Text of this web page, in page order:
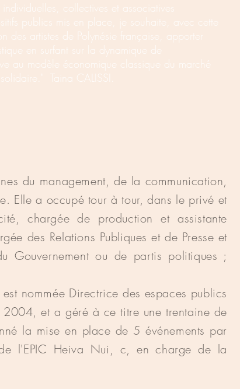
collectives et associatives
publics mis en place, je souhaite, avec cette
des artistes de Polynésie française, apporter
en surfant sur la dynamique de
au modèle économique classique du marché
solidaire." Taina CALISSI.
du management, de la communication,
Elle a occupé tour à tour, dans le privé et
chargée de production et assistante
des Relations Publiques et de Presse et
Gouvernement ou de partis politiques ;
nommée Directrice des espaces publics
et a géré à ce titre une trentaine de
la mise en place de 5 événements par
l'EPIC Heiva Nui, c, en charge de la